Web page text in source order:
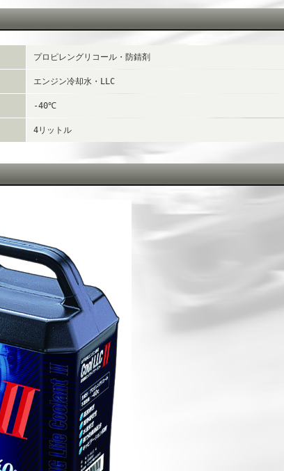
プロピレングリコール・防錆剤
エンジン冷却水・LLC
-40℃
4リットル